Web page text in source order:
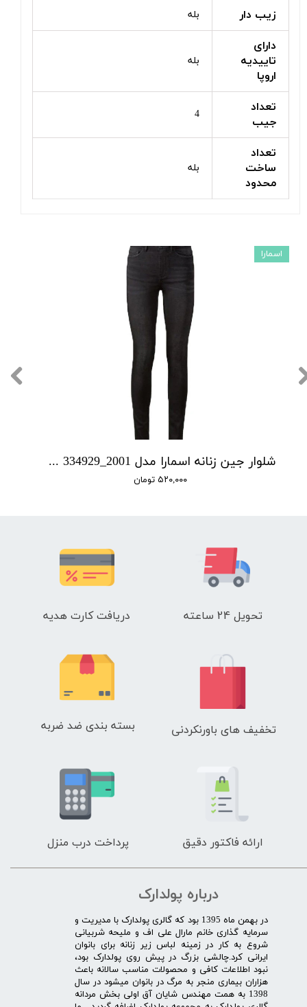
زیب دار بله
دارای
تاییدیه
اروپا
بله
تعداد
جیب
4
تعداد
ساخت
محدود
بله
شلوار جین زنانه اسمارا مدل Ian 334929_2001
۵۲۰,۰۰۰ تومان
اسمارا
تحویل 24 ساعته دریافت کارت هدیه
تخفیف های باورنکردنی بسته بندی ضد ضربه
ارائه فاکتور دقیق پرداخت درب منزل
درباره پولدارک
در بهمن ماه 1395 بود که گالری پولدارک با مدیریت و
سرمایه گذاری خانم مارال علی اف و ملیحه شربیانی
شروع به کار در زمینه لباس زیر زنانه برای بانوان
ایرانی کرد.چالشی بزرگ در پیش روی پولدارک بود،
نبود اطلاعات کافی و محصولات مناسب سالانه باعث
هزاران بیماری منجر به مرگ در بانوان میشود در سال
1398 به همت مهندس شایان آق اولی بخش مردانه